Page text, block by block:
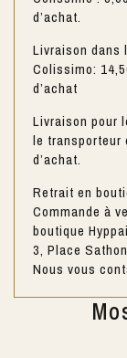
d’achat.
Livraison dans
Colissimo:
d’achat
Livraison pour
le transporteur
d’achat.
Retrait en
Commande à
boutique
3, Place
Nous vous